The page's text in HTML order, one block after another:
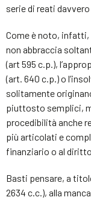
serie di reati
Come è noto, infatti,
non abbraccia
(art 595 c.p.),
(art. 640 c.p.) o
solitamente
piuttosto semplici,
procedibilità anche
più articolati e
finanziario o al
Basti pensare, a
2634 c.c.), alla